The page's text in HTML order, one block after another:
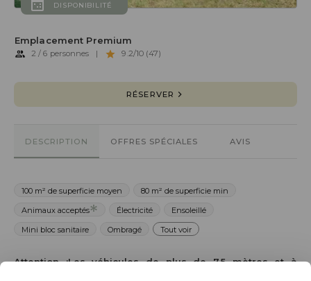
DISPONIBILITÉ
Emplacement Premium
2 / 6 personnes | 9.2/10 (47)
RÉSERVER
DESCRIPTION OFFRES SPÉCIALES AVIS
100 m² de superficie moyen
80 m² de superficie min
Animaux acceptés
Électricité
Ensoleillé
Mini bloc sanitaire
Ombragé Tout voir
Attention :Les véhicules de plus de 7,5 mètres et à